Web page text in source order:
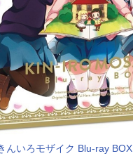
んいろモザイク Blu-ray BOX